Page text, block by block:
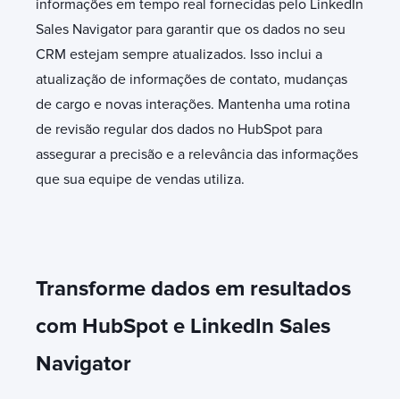
informações em tempo real fornecidas pelo LinkedIn
Sales Navigator para garantir que os dados no seu
CRM estejam sempre atualizados. Isso inclui a
atualização de informações de contato, mudanças
de cargo e novas interações. Mantenha uma rotina
de revisão regular dos dados no HubSpot para
assegurar a precisão e a relevância das informações
que sua equipe de vendas utiliza.
Transforme dados em resultados
com HubSpot e LinkedIn Sales
Navigator